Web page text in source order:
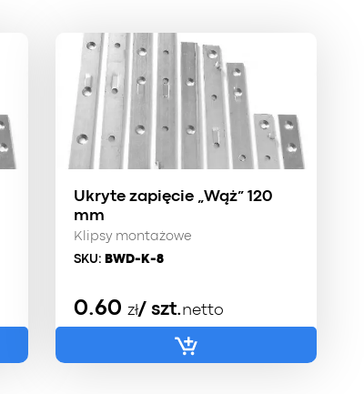
Ukryte zapięcie „Wąż” 120
mm
Klipsy montażowe
SKU: BWD-K-8
0.60 zł/ szt.netto